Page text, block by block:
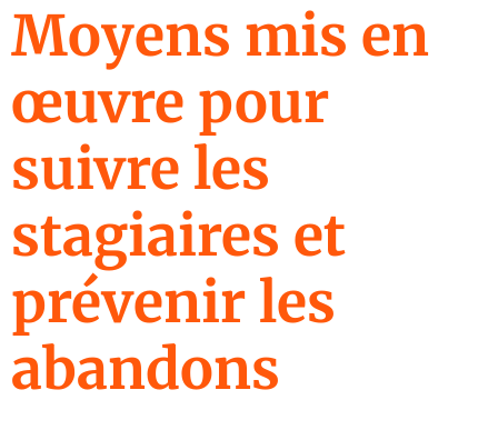
Moyens mis en
œuvre pour
suivre les
stagiaires et
prévenir les
abandons